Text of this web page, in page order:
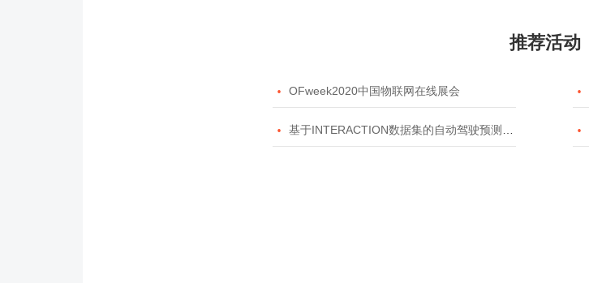
推荐活动
 OFweek2020中国物联网在线展会 
 基于INTERACTION数据集的自动驾驶预测模型挑战赛 